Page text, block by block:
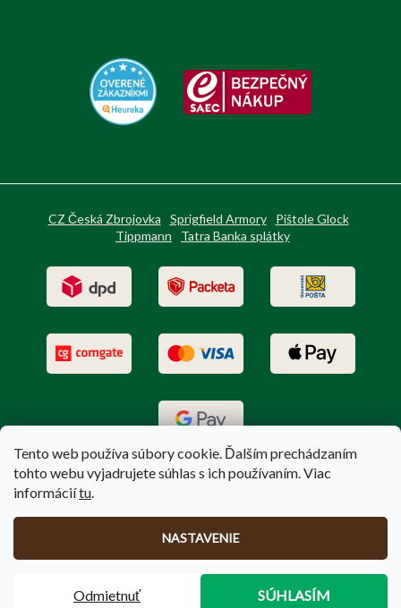
Tento web používa súbory cookie. Ďalším prechádzaním
tohto webu vyjadrujete súhlas s ich používaním. Viac
informáciítu.
NASTAVENIE
Odmietnuť SÚHLASÍM
CZ Česká Zbrojovka Sprigfield Armory
Pištole Glock
Tippmann
Tatra Banka splátky
PoľovníctvoTerem.sk. Všetky práva vyhradené.
Upraviť nastavenie cookies